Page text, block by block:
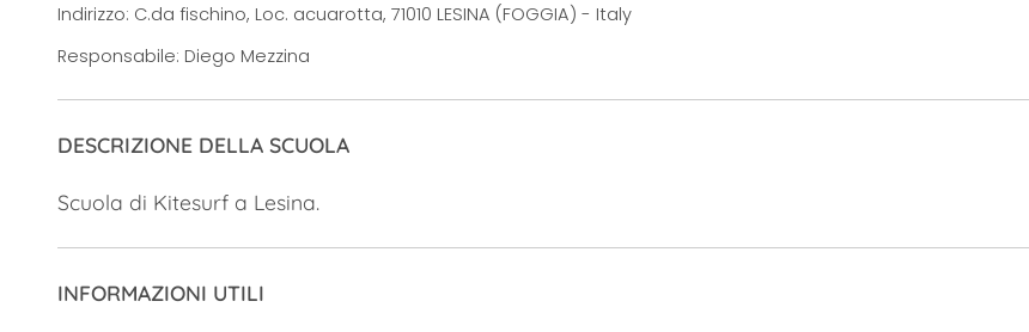
Indirizzo: C.da fischino, Loc. acuarotta, 71010 LESINA (FOGGIA) - Italy
Responsabile: Diego Mezzina
DESCRIZIONE DELLA SCUOLA
Scuola di Kitesurf a Lesina.
INFORMAZIONI UTILI